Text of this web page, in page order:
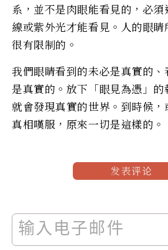
系，並不是肉眼能看見的，必
線或紫外光才能看見。人的眼
很有限制的。
我們眼睛看到的未必是真實的
是真實的。放下「眼見為憑」
就會發現真實的世界。到時候
真相嘆服，原來一切是這樣的。
发表评论